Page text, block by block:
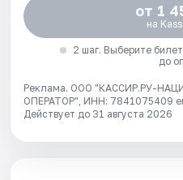
от 1
на
2 шаг. Выберите
до
Реклама. ООО "КАССИР.РУ-
ОПЕРАТОР", ИНН: 7841075409
Действует до 31 августа 2026